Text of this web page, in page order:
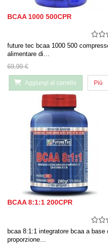
BCAA 1000 500CPR
future tec bcaa 1000 500
alimentare di…
69,99 €
Aggiungi al carrello Più
BCAA 8:1:1 200CPR
bcaa 8:1:1 integratore bcaa a
proporzione…